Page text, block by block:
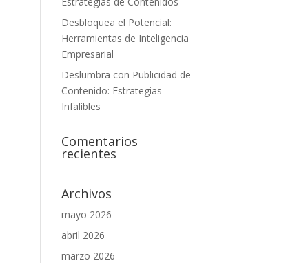
Desbloquea el Potencial:
Herramientas de Inteligencia
Empresarial
Deslumbra con Publicidad de
Contenido: Estrategias
Infalibles
Comentarios
recientes
Archivos
mayo 2026
abril 2026
marzo 2026